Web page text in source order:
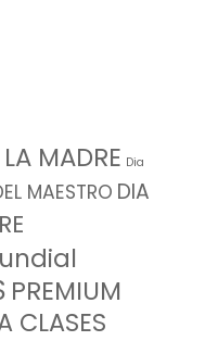
MADRE Dia
MAESTRO DIA
PREMIUM
CLASES